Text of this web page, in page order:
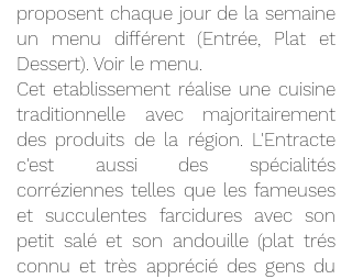
proposent chaque jour de la semaine
un menu différent (Entrée, Plat et
Dessert). Voir le menu.
Cet etablissement réalise une cuisine
traditionnelle avec majoritairement
des produits de la région. L'Entracte
c'est aussi des spécialités
corréziennes telles que les fameuses
et succulentes farcidures avec son
petit salé et son andouille (plat trés
connu et très apprécié des gens du